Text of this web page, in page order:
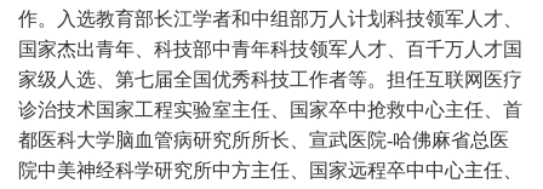
作。
入选教育部长江学者和中组部万人计划科技领军人才、
国家杰出青年、科技部中青年科技领军人才、百千万人才国
家级人选、第七届全国优秀科技工作者等。担任互联网医疗
诊治技术国家工程实验室主任、国家卒中抢救中心主任、首
都医科大学脑血管病研究所所长、宣武医院-哈佛麻省总医
院中美神经科学研究所中方主任、国家远程卒中中心主任、